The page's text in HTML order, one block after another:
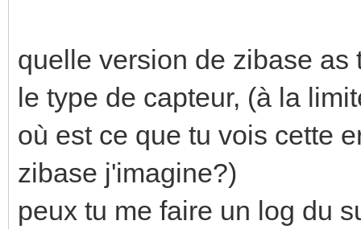
quelle version de zibase as
le type de capteur, (à la
où est ce que tu vois cette
zibase j'imagine?)
peux tu me faire un log du